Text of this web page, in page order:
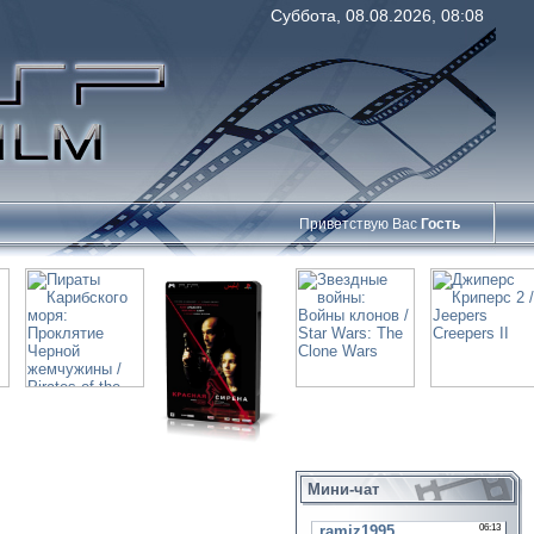
Суббота, 08.08.2026, 08:08
Приветствую Вас Гость
Мини-чат